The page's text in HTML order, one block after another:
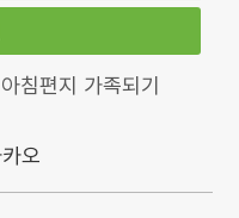
아침편지 가족되기